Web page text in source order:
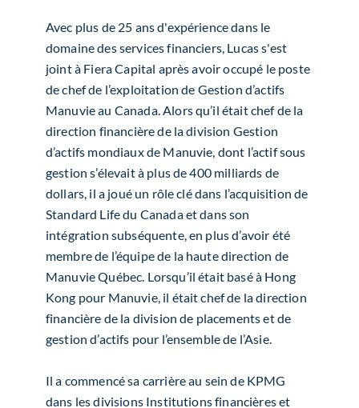
Avec plus de 25 ans d'expérience dans le
domaine des services financiers, Lucas s'est
joint à Fiera Capital après avoir occupé le poste
de chef de l’exploitation de Gestion d’actifs
Manuvie au Canada. Alors qu’il était chef de la
direction financière de la division Gestion
d’actifs mondiaux de Manuvie, dont l’actif sous
gestion s’élevait à plus de 400 milliards de
dollars, il a joué un rôle clé dans l’acquisition de
Standard Life du Canada et dans son
intégration subséquente, en plus d’avoir été
membre de l’équipe de la haute direction de
Manuvie Québec. Lorsqu’il était basé à Hong
Kong pour Manuvie, il était chef de la direction
financière de la division de placements et de
gestion d’actifs pour l’ensemble de l’Asie.
Il a commencé sa carrière au sein de KPMG
dans les divisions Institutions financières et